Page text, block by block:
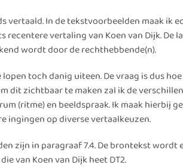
vertaald. In de tekstvoorbeelden maak ik
vertaling van Koen van Dijk. De
wordt door de rechthebbende(n).
toch danig uiteen. De vraag is dus
dit zichtbaar te maken zal ik de
(ritme) en beeldspraak. Ik maak hierbij
ingingen op diverse vertaalkeuzen.
zijn in paragraaf 7.4. De brontekst wordt
van Koen van Dijk heet DT2.